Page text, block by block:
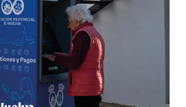
COLOMBINAS 2026